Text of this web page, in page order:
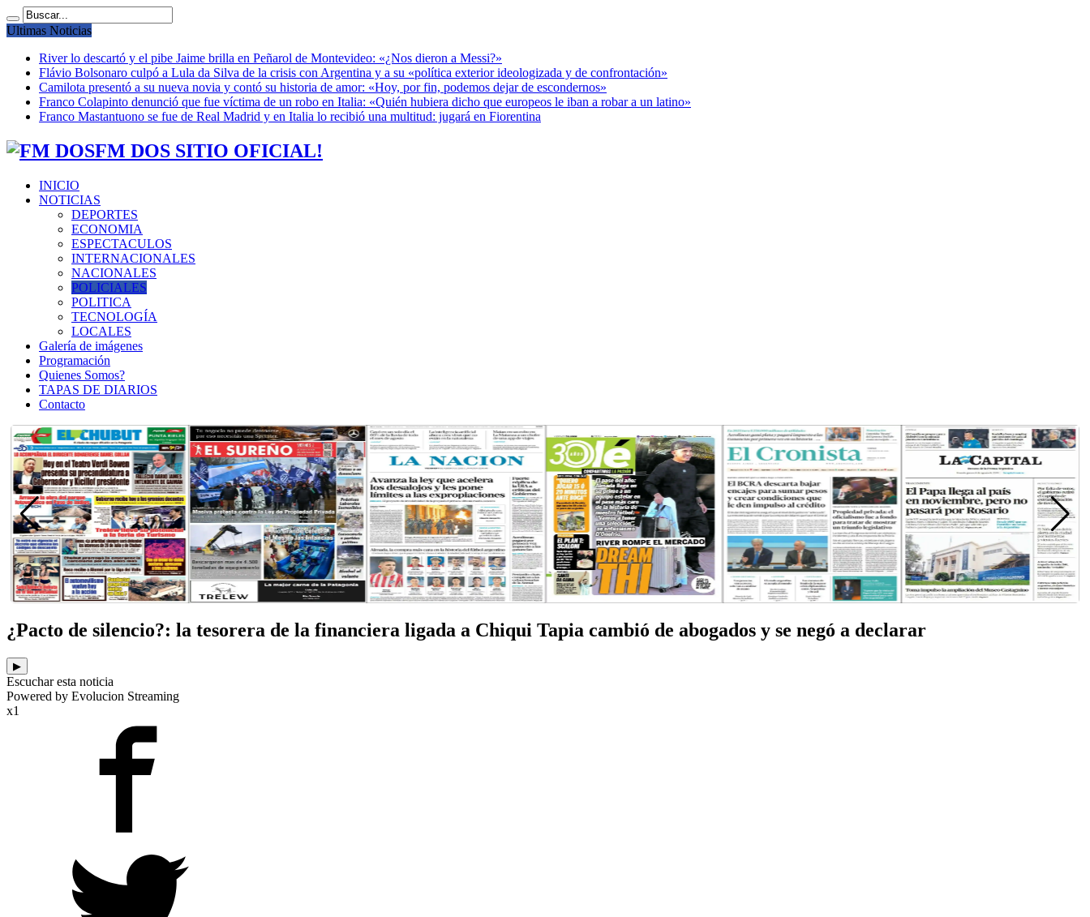
Ultimas Noticias
River lo descartó y el pibe Jaime brilla en Peñarol de Montevideo: «¿Nos dieron a Messi?»
Flávio Bolsonaro culpó a Lula da Silva de la crisis con Argentina y a su «política exterior ideologizada y de confrontación»
Camilota presentó a su nueva novia y contó su historia de amor: «Hoy, por fin, podemos dejar de escondernos»
Franco Colapinto denunció que fue víctima de un robo en Italia: «Quién hubiera dicho que europeos le iban a robar a un latino»
Franco Mastantuono se fue de Real Madrid y en Italia lo recibió una multitud: jugará en Fiorentina
FM DOS SITIO OFICIAL!
INICIO
NOTICIAS
DEPORTES
ECONOMIA
ESPECTACULOS
INTERNACIONALES
NACIONALES
POLICIALES
POLITICA
TECNOLOGÍA
LOCALES
Galería de imágenes
Programación
Quienes Somos?
TAPAS DE DIARIOS
Contacto
¿Pacto de silencio?: la tesorera de la financiera ligada a Chiqui Tapia cambió de abogados y se negó a declarar
▶
Escuchar esta noticia
Powered by Evolucion Streaming
x1